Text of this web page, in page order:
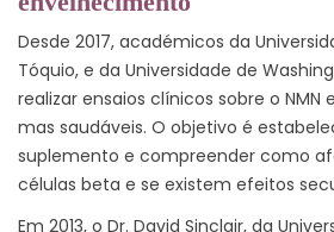
Desde 2017, académicos da
Tóquio, e da Universidade de
realizar ensaios clínicos sobre o NMN
mas saudáveis. O objetivo é
suplemento e compreender como
células beta e se existem efeitos
Em 2013, o Dr. David Sinclair, da